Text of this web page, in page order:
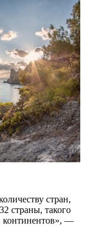
стран,
страны, такого
континентов», —